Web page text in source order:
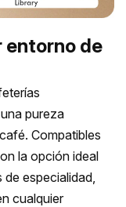
entorno de
pureza
Compatibles
la opción ideal
especialidad,
cualquier